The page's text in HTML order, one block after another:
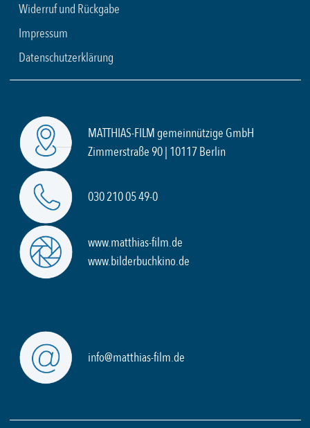
Widerruf und Rückgabe
Impressum
Datenschutzerklärung
MATTHIAS-FILM gemeinnützige GmbH
Zimmerstraße 90 | 10117 Berlin
030 210 05 49-0
www.matthias-film.de
www.bilderbuchkino.de
info@matthias-film.de